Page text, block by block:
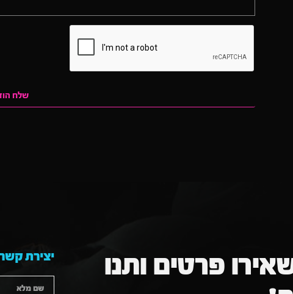
שלח
פרטים ותנו
יצירת